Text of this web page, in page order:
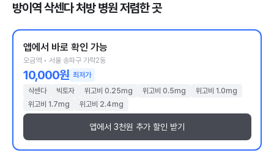
방이역 삭센다 처방 병원 저렴한 곳
앱에서 바로 확인 가능
오금역 • 서울 송파구 가락2동
10,000원 최저가
삭센다
빅토자 위고비 0.25mg 위고비 0.5mg
위고비 1.0mg
위고비 1.7mg
위고비 2.4mg
앱에서 3천원 추가 할인 받기